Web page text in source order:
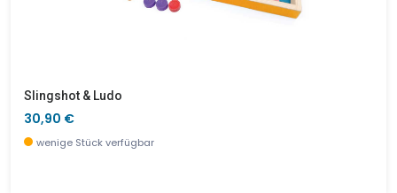
Slingshot & Ludo
30,90 €
wenige Stück verfügbar